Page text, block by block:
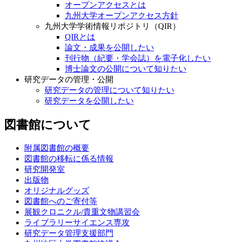
オープンアクセスとは
九州大学オープンアクセス方針
九州大学学術情報リポジトリ（QIR）
QIRとは
論文・成果を公開したい
刊行物（紀要・学会誌）を電子化したい
博士論文の公開について知りたい
研究データの管理・公開
研究データの管理について知りたい
研究データを公開したい
図書館について
附属図書館の概要
図書館の移転に係る情報
研究開発室
出版物
オリジナルグッズ
図書館へのご寄付等
展観クロニクル/貴重文物講習会
ライブラリーサイエンス専攻
研究データ管理支援部門